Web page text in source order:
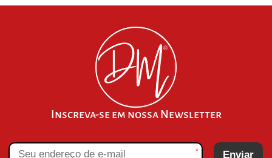
Inscreva-se em nossa Newsletter
* Enviar